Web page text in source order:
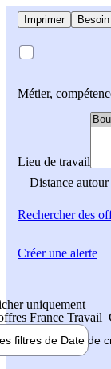
Imprimer
Métier,
Lieu de travail
Distance
Rechercherdes
uniquement
France Travail
filtres de Date de
Créer une alerte